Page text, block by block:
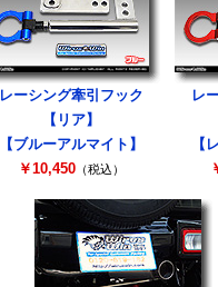
レーシング牽引フック
【リア】
【ブルーアルマイト】
￥10,450 （税込）
レ
【